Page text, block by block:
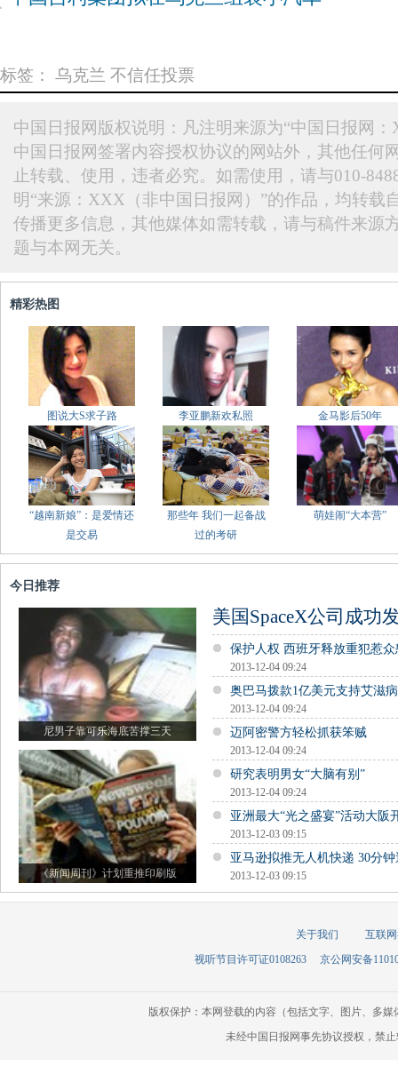
标签： 乌克兰 不信任投票
中国日报网版权说明：凡注明来源为“中国日报网
中国日报网签署内容授权协议的网站外，其他任何
止转载、使用，违者必究。如需使用，请与010-
明“来源：XXX（非中国日报网）”的作品，均转载
传播更多信息，其他媒体如需转载，请与稿件来源
题与本网无关。
精彩热图
图说大S求子路 李亚鹏新欢私照 金马影后50年
“越南新娘”：是爱情还
是交易
那些年 我们一起备战
过的考研
萌娃闹“大本营”
今日推荐
尼男子靠可乐海底苦撑三天
《新闻周刊》计划重推印刷版
美国SpaceX公司成功
保护人权 西班牙释放重犯惹众
2013-12-04 09:24
奥巴马拨款1亿美元支持艾滋
2013-12-04 09:24
迈阿密警方轻松抓获笨贼
2013-12-04 09:24
研究表明男女“大脑有别”
2013-12-04 09:24
亚洲最大“光之盛宴”活动大阪
2013-12-03 09:15
亚马逊拟推无人机快递 30分
2013-12-03 09:15
关于我们
互联
视听节目许可证0108263
京公网安备
版权保护：本网登载的内容（包括文字、图片、多
未经中国日报网事先协议授权，禁止